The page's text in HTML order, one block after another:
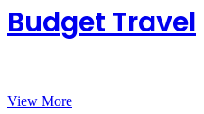
Budget Travel
View More